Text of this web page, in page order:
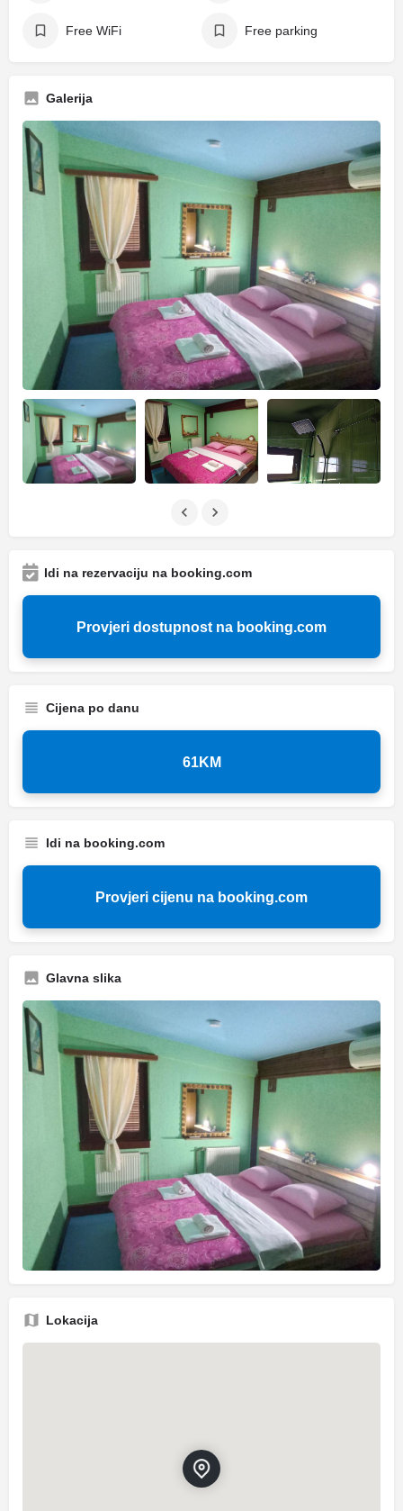
Free WiFi Free parking
Galerija
Idi na rezervaciju na booking.com
Provjeri dostupnost na booking.com
Cijena po danu
61KM
Idi na booking.com
Provjeri cijenu na booking.com
Glavna slika
Lokacija